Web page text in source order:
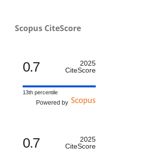
Scopus CiteScore
0.7
2025
CiteScore
13th percentile
Powered by
0.7
2025
CiteScore